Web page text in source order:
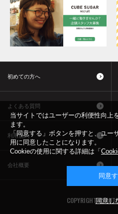
初めての方へ
よくある質問
利用規約
会社概要
COPYRIGHT ©
当サイトではユーザーの利便性向上
ます。
「同意する」ボタンを押すと、ユー
用に同意したことになります。
Cookieの使用に関する詳細は「
同意
同意し